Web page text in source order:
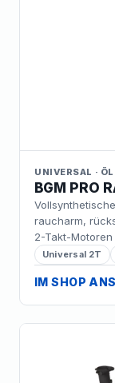
UNIVERSAL · ÖL
BGM PRO
raucharm,
2-Takt-
erste Wahl,
Universal 2T
IM SHOP